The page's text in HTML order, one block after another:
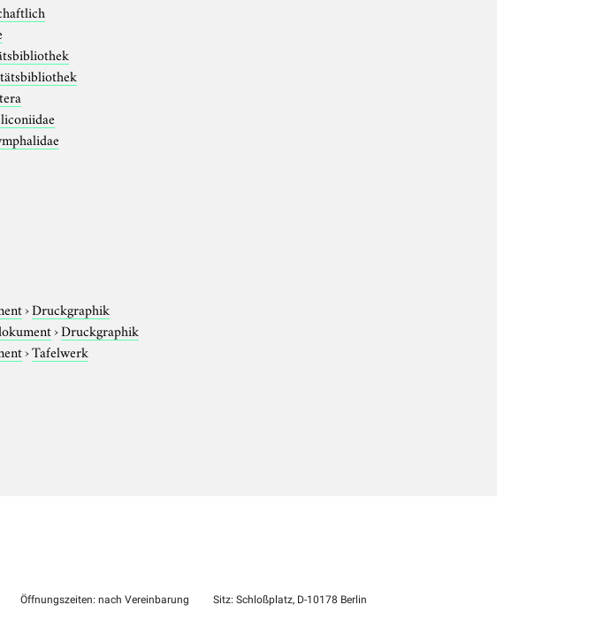
›Druckgraphik
›Druckgraphik
›Tafelwerk
Öffnungszeiten: nach Vereinbarung Sitz: Schloßplatz, D-10178 Berlin